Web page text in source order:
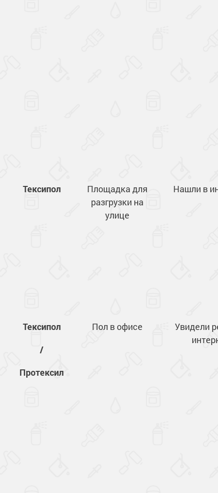
Тексипол
Площадка для
разгрузки на
улице
Нашли в
Тексипол
/
Протексил
Пол в офисе
Увидели